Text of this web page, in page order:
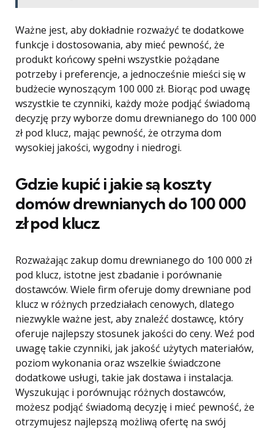
Ważne jest, aby dokładnie rozważyć te dodatkowe
funkcje i dostosowania, aby mieć pewność, że
produkt końcowy spełni wszystkie pożądane
potrzeby i preferencje, a jednocześnie mieści się w
budżecie wynoszącym 100 000 zł. Biorąc pod uwagę
wszystkie te czynniki, każdy może podjąć świadomą
decyzję przy wyborze domu drewnianego do 100 000
zł pod klucz, mając pewność, że otrzyma dom
wysokiej jakości, wygodny i niedrogi.
Gdzie kupić i jakie są koszty
domów drewnianych do 100 000
zł pod klucz
Rozważając zakup domu drewnianego do 100 000 zł
pod klucz, istotne jest zbadanie i porównanie
dostawców. Wiele firm oferuje domy drewniane pod
klucz w różnych przedziałach cenowych, dlatego
niezwykle ważne jest, aby znaleźć dostawcę, który
oferuje najlepszy stosunek jakości do ceny. Weź pod
uwagę takie czynniki, jak jakość użytych materiałów,
poziom wykonania oraz wszelkie świadczone
dodatkowe usługi, takie jak dostawa i instalacja.
Wyszukując i porównując różnych dostawców,
możesz podjąć świadomą decyzję i mieć pewność, że
otrzymujesz najlepszą możliwą ofertę na swój